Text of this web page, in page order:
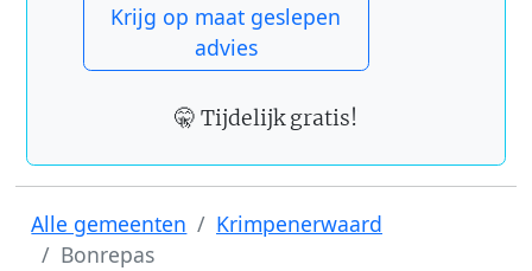
Krijg op maat geslepen
advies
🤫 Tijdelijk gratis!
Alle gemeenten
Krimpenerwaard
Bonrepas